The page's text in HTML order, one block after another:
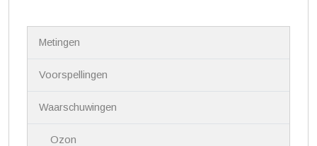
Metingen
Voorspellingen
Waarschuwingen
Ozon